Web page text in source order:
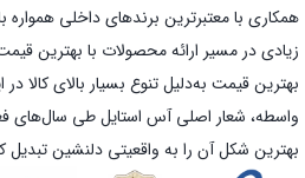
همکاری با معتبرترین برندهای داخلی همواره
زیادی در مسیر ارائه محصولات با بهترین
بهترین قیمت به‌دلیل تنوع بسیار بالای کالا
واسطه، شعار اصلی آس استایل طی سال‌های
بهترین شکل آن را به واقعیتی دلنشین تبدیل